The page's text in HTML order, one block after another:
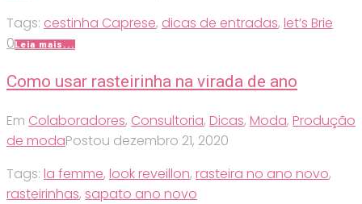
Tags: cestinha Caprese, dicas de entradas, let’s Brie
0Leia mais...
Como usar rasteirinha na virada de ano
Em Colaboradores, Consultoria, Dicas, Moda, Produção
de modaPostou dezembro 21, 2020
Tags: la femme, look reveillon, rasteira no ano novo,
rasteirinhas, sapato ano novo